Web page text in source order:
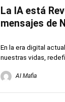
La IA está
mensajes de
En la era digital
nuestras vidas,
AI Mafia